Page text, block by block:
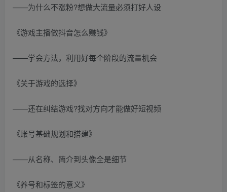
——为什么不涨粉?想做大流量必须打好人设
《游戏主播做抖音怎么赚钱》
——学会方法，利用好每个阶段的流量机会
《关于游戏的选择》
——还在纠结游戏?找对方向才能做好短视频
《账号基础规划和搭建》
——从名称、简介到头像全是细节
《养号和标签的意义》